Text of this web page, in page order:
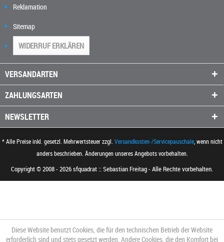
Reklamation
Sitemap
WIDERRUF ERKLÄREN
VERSANDARTEN
ZAHLUNGSARTEN
NEWSLETTER
* Alle Preise inkl. gesetzl. Mehrwertsteuer zzgl. Versandkosten-/Servicepauschale, wenn nicht
anders beschrieben. Änderungen unseres Angebots vorbehalten.
Copyright © 2008 - 2026 sfquadrat :: Sebastian Freitag - Alle Rechte vorbehalten.
Diese Website benutzt Cookies, die für den technischen Betrieb der Website
erforderlich sind und stets gesetzt werden. Andere Cookies, die den Komfort bei